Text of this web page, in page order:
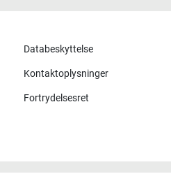
Databeskyttelse
Kontaktoplysninger
Fortrydelsesret